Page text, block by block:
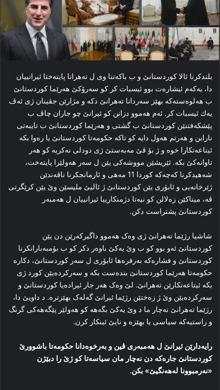
بلندکرنا ئالا کوردستانێ و ب باكه‌تنا وی ل تەهرانا پایته‌ختا ئیرانییان
دا، یەکەم ئیشارەت بوو ئیسبات کر کو سەرۆکێ هەرێما کوردستانێ
ب هه‌لوه‌سته‌كه‌ بهێز سەردانا تەهرانێ دکە و مژارێن جڤینان ژی ئه‌ڤ
یه‌ك ئیسبات کر. ئەم هەموو دزانن کو ئیرانێ چو جاران چاڤ ب
پێشکەفتنێن کوردستانێ ب گشتی و هەرێما کوردستانێ ب تایبەتی
نارابن و هەرتم هەول دایە کو تاكه‌ حکومەتا کوردستانێ یا رەوا بکە
ئیتاعەتکارا خوە و ژ بۆ ڤێ مەبەستێ ژی دودلی نەکریە کو هەر
تاوانەکێ بکە. ئێریشێن مووشەکی یێن ل سەر هەولێرا پایتەخت،
شەهیدکرنا کەچەکە کوردا 11 مەهی و ئارمانجکرنا ناڤەندێن
ژێرخانەیی و ئابۆری یێن کوردستانێ ژ ئالیێ ملیسێن وێ یێن كرێگرتی
ڤه‌، میناکێن زەلالن کو نیەتا دژمنكارییا ئیرانییان ل هەمبەر
کوردستانێ پشتراست دکن.
شاشیا رژێما تەهرانێ ژی وەک هەموو داگیرکەرێن دن یێن
کوردستانێ ئەو بوو کو ب وێ یەکێ باوەر دکر کو ب بۆمبەبارانکرنا
کوردستانێ و فشارەکە بەرفرەها ئابۆری ل سەر کوردستانێ، دکارە
حکومەتا هەرێما کوردستانێ بندەست بکە و سەرکردەیێن کورد ژی
بکە ئیتاعەتكارێن تەهرانێ. لێ وەک هەر جار ئیرادەیا کوردستانێ و
سەرکردەیێن وێ ژ زەختێن رژێما ئیرانێ گەلەک بهێزترە. د داویێ دا،
رژێما تەهرانێ نه‌چار ما د وێ یه‌كێ بگه‌هه‌ كو هه‌ولێر پێگه‌هه‌كی گرنگ
و راستیه‌كه‌ سیاسی یا بهێزه‌ و نایێ ئینكار كرن.
رایەدارێن ئیرانێ ل هەمبەری ڤین و بەرخوەدانا حکومەتا باشوورێ
کوردستانێ جارەکە دن نەچار مان سیاسه‌تا كو ژێ را دبێژن
«نەرمبوونا لەهەنگیێ» بکن.